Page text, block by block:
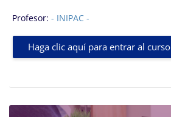
Profesor: - INIPAC -
Haga clic aquí para entrar al curso